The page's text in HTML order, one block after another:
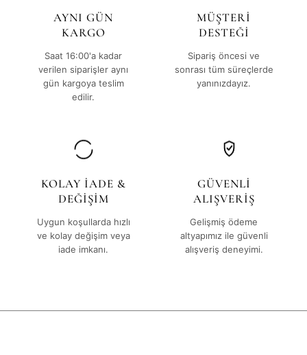
AYNI GÜN
KARGO
Saat 16:00'a kadar
verilen siparişler aynı
gün kargoya teslim
edilir.
MÜŞTERİ
DESTEĞİ
Sipariş öncesi ve
sonrası tüm süreçlerde
yanınızdayız.
KOLAY İADE &
DEĞİŞİM
Uygun koşullarda hızlı
ve kolay değişim veya
iade imkanı.
GÜVENLİ
ALIŞVERİŞ
Gelişmiş ödeme
altyapımız ile güvenli
alışveriş deneyimi.